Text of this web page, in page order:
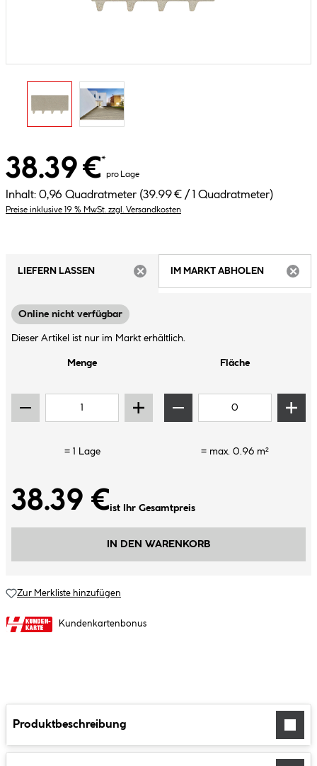
38.39 €*
pro Lage
Inhalt: 0,96 Quadratmeter (39.99 € / 1 Quadratmeter)
Preise inklusive 19 % MwSt. zzgl. Versandkosten
LIEFERN LASSEN
IM MARKT ABHOLEN
Online nicht verfügbar
Dieser Artikel ist nur im Markt erhältlich.
Menge Fläche
= 1 Lage = max. 0.96 m²
38.39 €ist Ihr Gesamtpreis
IN DEN WARENKORB
Zur Merkliste hinzufügen
Kundenkartenbonus
Produktbeschreibung